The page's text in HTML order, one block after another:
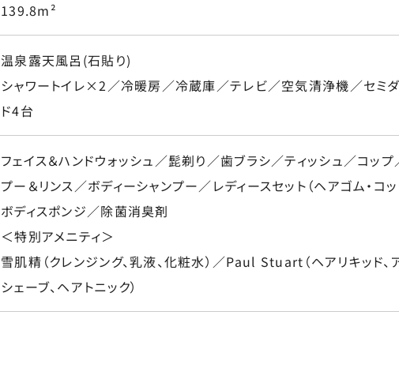
139.8m²
温泉露天風呂(石貼り)
シャワートイレ×2／冷暖房／冷蔵庫／テレビ／空気清浄機／セミ
ド4台
フェイス＆ハンドウォッシュ／髭剃り／歯ブラシ／ティッシュ／コップ
プー＆リンス／ボディーシャンプー／レディースセット（ヘアゴム・コッ
ボディスポンジ／除菌消臭剤
＜特別アメニティ＞
雪肌精（クレンジング、乳液、化粧水）／Paul Stuart（ヘアリキッド、
シェーブ、ヘアトニック）